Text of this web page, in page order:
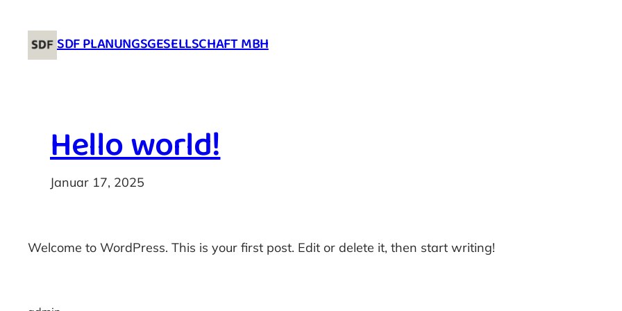
Inhalt
springen SDF PLANUNGSGESELLSCHAFT MBH
Hello world!
Januar 17, 2025
Welcome to WordPress. This is your first post. Edit or delete it, then start writing!